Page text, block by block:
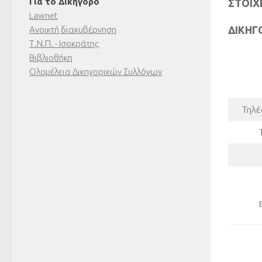
Lawnet
Ανοικτή διακυβέρνηση
Τ.Ν.Π. - Ισοκράτης
Βιβλιοθήκη
Ολομέλεια Δικηγορικών Συλλόγων